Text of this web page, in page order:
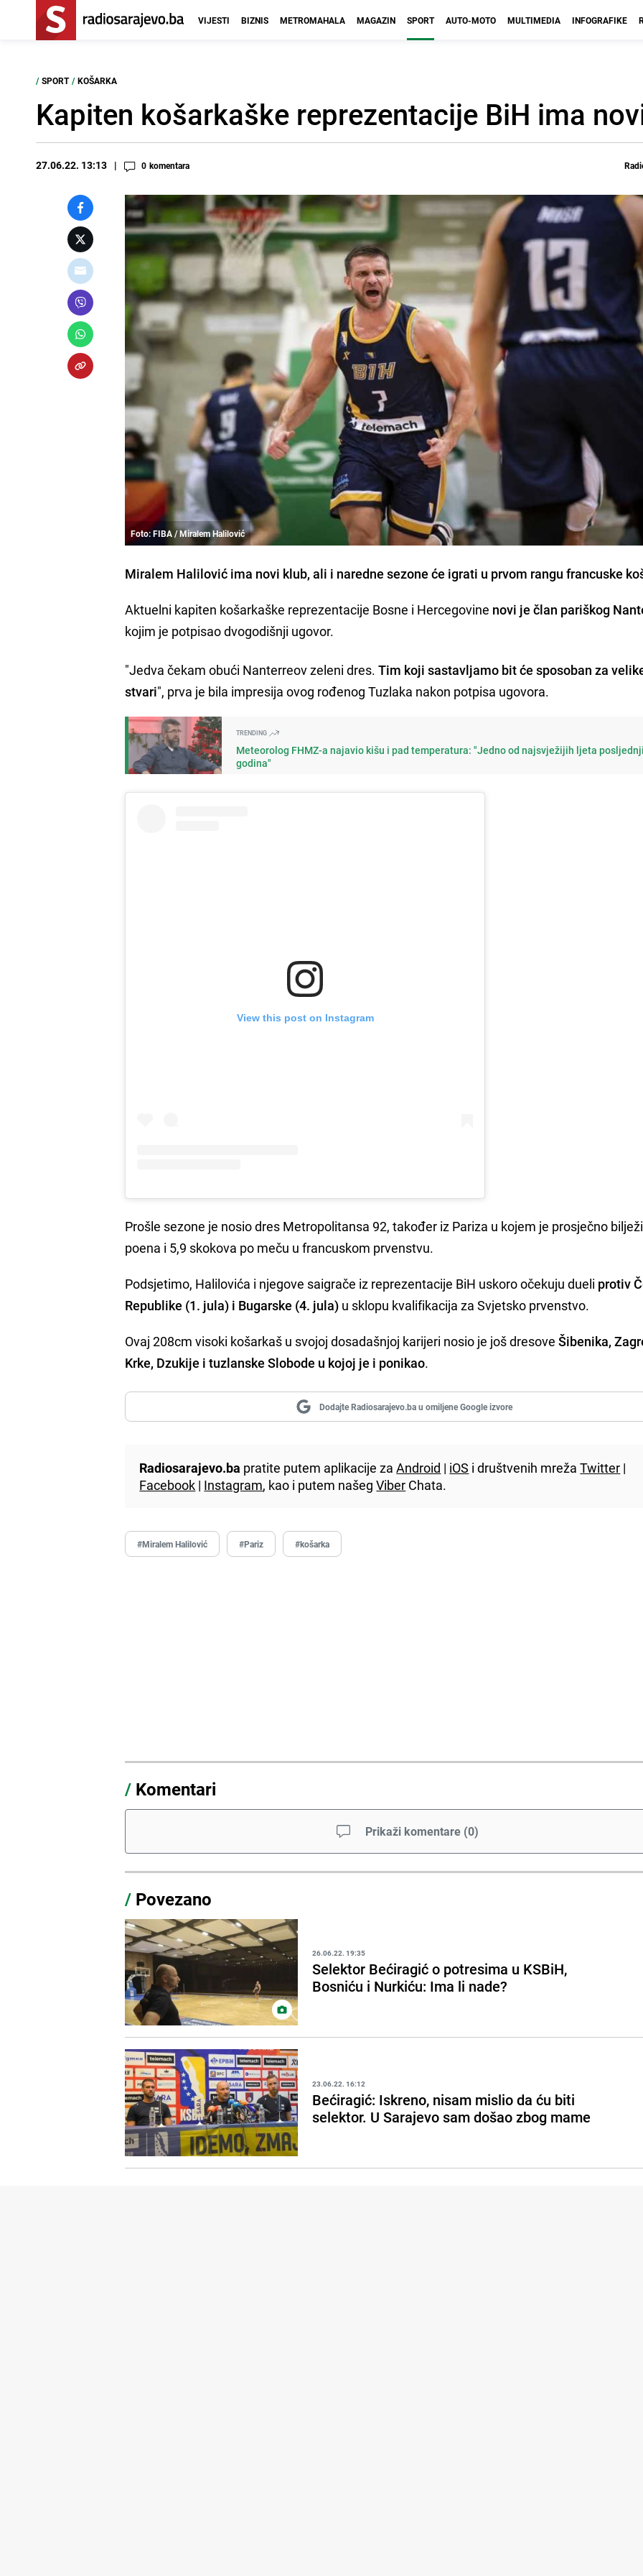
VIJESTI BIZNIS METROMAHALA MAGAZIN SPORT AUTO-MOTO MULTIMEDIA INFOGRAFIKE
/ SPORT / KOŠARKA
Kapiten košarkaške reprezentacije BiH ima
27.06.22. 13:13 0 komentara
Foto: FIBA / Miralem Halilović
Miralem Halilović ima novi klub, ali i naredne sezone će igrati u prvom rangu francuske
Aktuelni kapiten košarkaške reprezentacije Bosne i Hercegovine novi je član pariškog
kojim je potpisao dvogodišnji ugovor.
"Jedva čekam obući Nanterreov zeleni dres.Tim koji sastavljamo bit će sposoban za
stvari", prva je bila impresija ovog rođenog Tuzlaka nakon potpisa ugovora.
TRENDING
Meteorolog FHMZ-a najavio kišu i pad temperatura: "Jedno od najsvježijih ljeta
godina"
View this post on Instagram
Prošle sezone je nosio dres Metropolitansa 92, također iz Pariza u kojem je prosječno
poena i 5,9 skokova po meču u francuskom prvenstvu.
Podsjetimo, Halilovića i njegove saigrače iz reprezentacije BiH uskoro očekuju dueli protiv
Republike (1. jula) i Bugarske (4. jula) u sklopu kvalifikacija za Svjetsko prvenstvo.
Ovaj 208cm visoki košarkaš u svojoj dosadašnjoj karijeri nosio je još dresove Šibenika,
Krke, Dzukije i tuzlanske Slobode u kojoj je i ponikao.
Dodajte Radiosarajevo.ba u omiljene Google izvore
Radiosarajevo.ba pratite putem aplikacije zaAndroid | iOS i društvenih mrežaTwitter |
Facebook | Instagram, kao i putem našegViber Chata.
#Miralem Halilović #Pariz #košarka
/ Komentari
Prikaži komentare (0)
/ Povezano
26.06.22. 19:35
Selektor Bećiragić o potresima u KSBiH,
Bosniću i Nurkiću: Ima li nade?
23.06.22. 16:12
Bećiragić: Iskreno, nisam mislio da ću biti
selektor. U Sarajevo sam došao zbog mame